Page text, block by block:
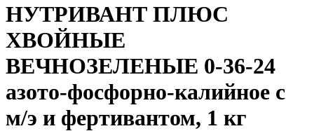
НУТРИВАНТ ПЛЮС
ХВОЙНЫЕ
ВЕЧНОЗЕЛЕНЫЕ 0-36-24
азото-фосфорно-калийное с
м/э и фертивантом, 1 кг